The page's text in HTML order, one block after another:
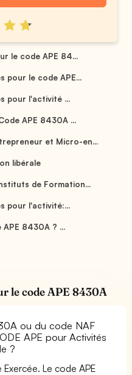
le code APE 84...
pour le code APE...
pour l'activité ...
APE 8430A ...
et Micro-en...
libérale
de Formation...
pour l'activité:...
8430A ? ...
le code APE 8430A
ou du code NAF
APE pour Activités
?
Le code APE